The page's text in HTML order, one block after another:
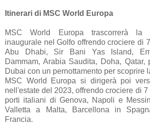
Itinerari di MSC World Europa
MSC World Europa trascorrerà la
inaugurale nel Golfo offrendo crociere di
Abu Dhabi, Sir Bani Yas Island,
Dammam, Arabia Saudita, Doha, Qatar,
Dubai con un pernottamento per scoprire
MSC World Europa si dirigerà poi
nell'estate del 2023, offrendo crociere di
porti italiani di Genova, Napoli e
Valletta a Malta, Barcellona in
Francia.